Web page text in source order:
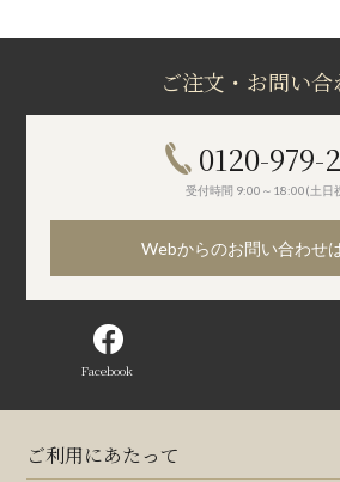
ご注文・お問い合
0120-979-
受付時間 9:00～18:00(土日
Webからのお問い合わせ
Facebook
ご利用にあたって